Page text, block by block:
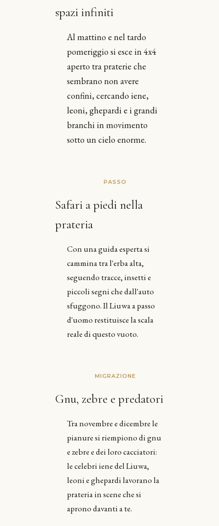
spazi infiniti
Al mattino e nel tardo
pomeriggio si esce in 4x4
aperto tra praterie che
sembrano non avere
confini, cercando iene,
leoni, ghepardi e i grandi
branchi in movimento
sotto un cielo enorme.
PASSO
Safari a piedi nella
prateria
Con una guida esperta si
cammina tra l'erba alta,
seguendo tracce, insetti e
piccoli segni che dall'auto
sfuggono. Il Liuwa a passo
d'uomo restituisce la scala
reale di questo vuoto.
MIGRAZIONE
Gnu, zebre e predatori
Tra novembre e dicembre le
pianure si riempiono di gnu
e zebre e dei loro cacciatori:
le celebri iene del Liuwa,
leoni e ghepardi lavorano la
prateria in scene che si
aprono davanti a te.